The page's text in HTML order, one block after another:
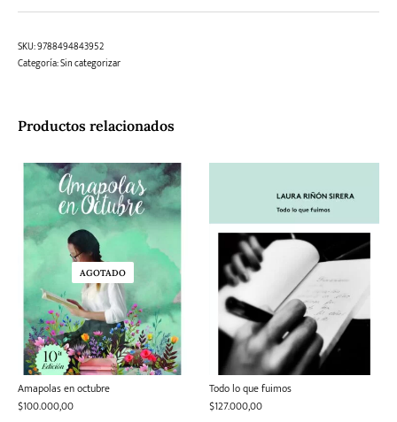
SKU:9788494843952
Categoría:Sin categorizar
Productos relacionados
AGOTADO
Amapolas en octubre
$100.000,00
Todo lo que fuimos
$127.000,00